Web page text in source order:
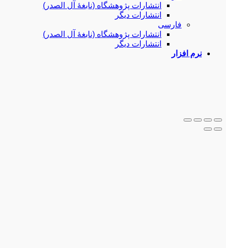
انتشارات پژوهشگاه (نابغۀ آل الصدر)
انتشارات دیگر
فارسی
انتشارات پژوهشگاه (نابغۀ آل الصدر)
انتشارات دیگر
نرم افزار